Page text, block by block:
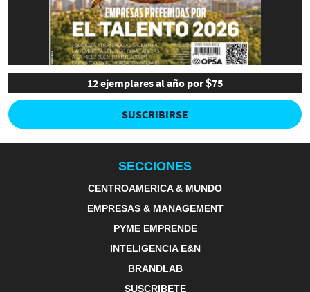
12 ejemplares al año por $75
SUSCRIBIRSE
SECCIONES
CENTROAMERICA & MUNDO
EMPRESAS & MANAGEMENT
PYME EMPRENDE
INTELIGENCIA E&N
BRANDLAB
SUSCRIBETE